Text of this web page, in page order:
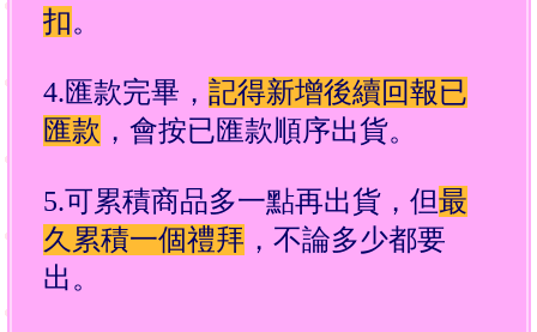
扣。
4.匯款完畢， 記得新增後續回報已
匯款 ，會按已匯款順序出貨。
5.可累積商品多一點再出貨，但最
久累積一個禮拜 ，不論多少都要
出。